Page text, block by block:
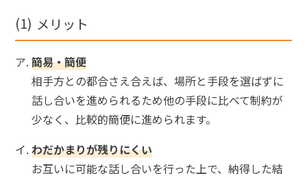
メリット
簡易・簡便
相手方との都合さえ合えば、場所と手段を選ばずに
話し合いを進められるため他の手段に比べて制約が
少なく、比較的簡便に進められます。
わだかまりが残りにくい
お互いに可能な話し合いを行った上で、納得した結